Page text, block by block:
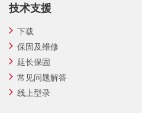
技术支援
下载
保固及维修
延长保固
常见问题解答
线上型录